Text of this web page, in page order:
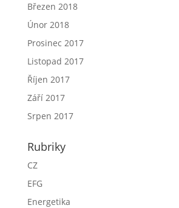
Březen 2018
Únor 2018
Prosinec 2017
Listopad 2017
Říjen 2017
Září 2017
Srpen 2017
Rubriky
CZ
EFG
Energetika